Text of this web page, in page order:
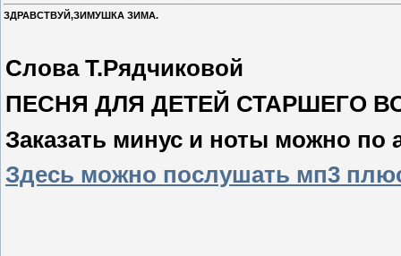
ЗДРАВСТВУЙ,ЗИМУШКА ЗИМА.
Слова Т.Рядчиковой
ПЕСНЯ ДЛЯ ДЕТЕЙ СТАРШЕГО
Заказать минус и ноты можно по
Здесь можно послушать мп3